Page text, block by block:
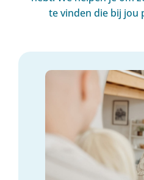
te vinden die bij jou